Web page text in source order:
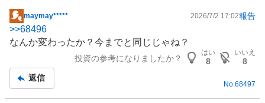
掲
示
板
maymay***** 2026/7/2 17:02報告
>>68496
なんか変わったか？今までと同じじゃね？
投資の参考になりましたか？
はい
8
いいえ
8
返信
No. 68497